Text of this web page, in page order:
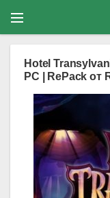
Hotel
PC | RePack от